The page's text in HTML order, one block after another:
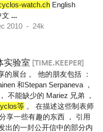
watch.ch English
文 ...
2010 - 24k
实验室 [TIME.KEEPER]
的展台 。 他的朋友包括 ：
和Stepan Serpaneva ，
不能缺少的 Mariez 兄弟 ，
等 。 在描述这些制表师
享一些有趣的东西 ， 引用
出的一封公开信中的部分内